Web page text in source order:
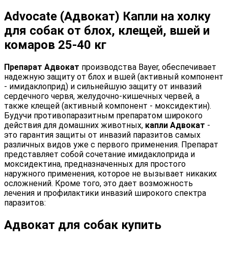
Advocate (Адвокат) Капли на холку
для собак от блох, клещей, вшей и
комаров 25-40 кг
Препарат Адвокат производства Bayer, обеспечивает
надежную защиту от блох и вшей (активный компонент
- имидаклоприд) и сильнейшую защиту от инвазий
сердечного червя, желудочно-кишечных червей, а
также клещей (активный компонент - моксидектин).
Будучи противопаразитным препаратом широкого
действия для домашних животных, капли Адвокат -
это гарантия защиты от инвазий паразитов самых
различных видов уже с первого применения. Препарат
представляет собой сочетание имидаклоприда и
моксидектина, предназначенных для простого
наружного применения, которое не вызывает никаких
осложнений. Кроме того, это дает возможность
лечения и профилактики инвазий широкого спектра
паразитов:
Адвокат для собак купить